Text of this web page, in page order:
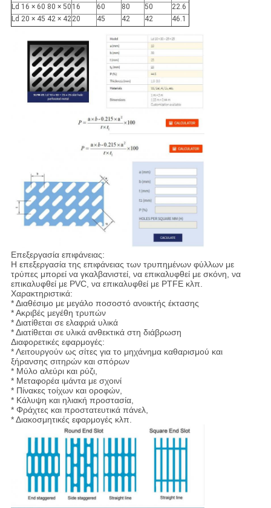
Ld 16 × 60 80 × 50 16 60 80 50
22.6
Ld 20 × 45 42 × 4220 45 42 42 46.1
Επεξεργασία επιφάνειας:
Η επεξεργασία της επιφάνειας των τρυπημένων φύλλων με
τρύπες μπορεί να γκαλβανιστεί, να επικαλυφθεί με σκόνη, να
επικαλυφθεί με PVC, να επικαλυφθεί με PTFE κλπ.
Χαρακτηριστικά:
* Διαθέσιμο με μεγάλο ποσοστό ανοικτής έκτασης
* Ακριβές μεγέθη τρυπών
* Διατίθεται σε ελαφριά υλικά
* Διατίθεται σε υλικά ανθεκτικά στη διάβρωση
Διαφορετικές εφαρμογές:
* Λειτουργούν ως σίτες για το μηχάνημα καθαρισμού και
ξήρανσης σιτηρών και σπόρων
* Μύλο αλεύρι και ρύζι,
* Μεταφορέα ιμάντα με σχοινί
* Πίνακες τοίχων και οροφών,
* Κάλυψη και ηλιακή προστασία,
* Φράχτες και προστατευτικά πάνελ,
* Διακοσμητικές εφαρμογές κλπ.